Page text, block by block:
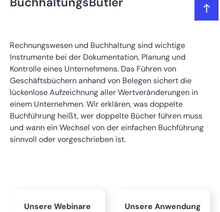
Was bedeutet doppelte Buchführung?
Rechtliche Grundlagen der doppelten Buchführung
Wer ist zur doppelten Buchhaltung verpflichtet und wer
nicht?
Freiwillig zur Doppik wechseln?
Rechnungswesen und Buchhaltung sind wichtige
Instrumente bei der Dokumentation, Planung und
Kontrolle eines Unternehmens. Das Führen von
Geschäftsbüchern anhand von Belegen sichert die
lückenlose Aufzeichnung aller Wertveränderungen in
einem Unternehmen. Wir erklären, was doppelte
Buchführung heißt, wer doppelte Bücher führen muss
und wann ein Wechsel von der einfachen Buchführung
sinnvoll oder vorgeschrieben ist.
Unsere Webinare Unsere Anwendung